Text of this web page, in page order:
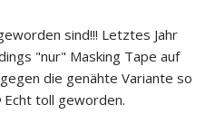
sind!!! Letztes Jahr
"nur" Masking Tape auf
die genähte Variante so
toll geworden.